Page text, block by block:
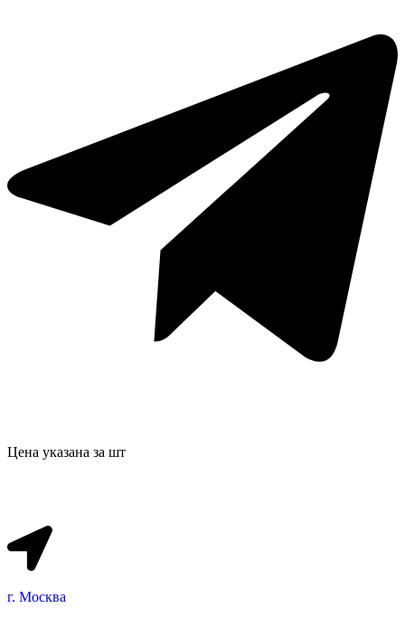
Цена указана за шт
г. Москва